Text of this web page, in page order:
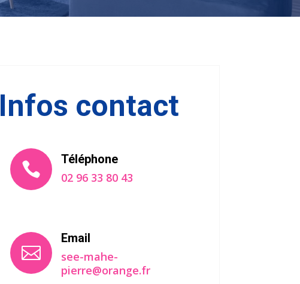
Infos contact

Téléphone
02 96 33 80 43

Email
see-mahe-
pierre@orange.fr